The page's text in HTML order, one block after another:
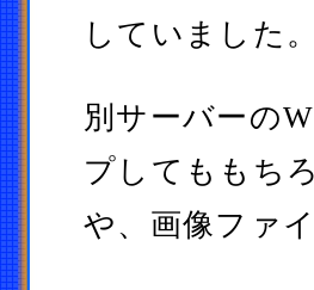
していました。
別サーバーの
プしてももち
や、画像ファ